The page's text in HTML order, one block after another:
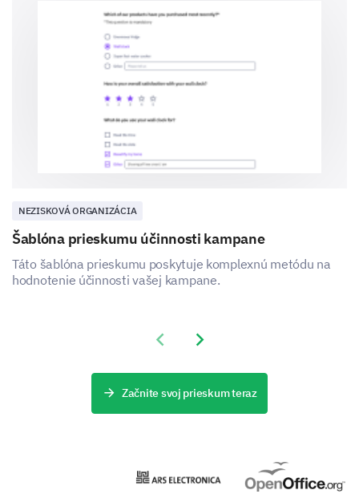
NEZISKOVÁ ORGANIZÁCIA
Šablóna prieskumu účinnosti kampane
Táto šablóna prieskumu poskytuje komplexnú metódu na
hodnotenie účinnosti vašej kampane.
Previous slide
Next slide
Začnite svoj prieskum teraz